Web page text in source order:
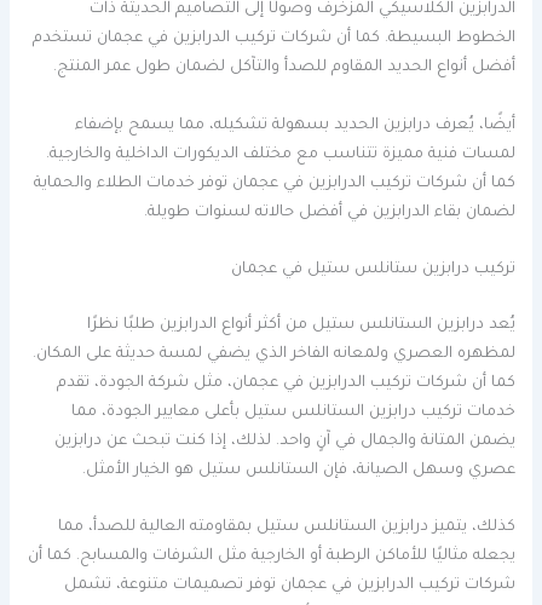
الدرابزين الكلاسيكي المزخرف وصولًا إلى التصاميم الحديثة ذات
الخطوط البسيطة. كما أن شركات تركيب الدرابزين في عجمان تستخدم
أفضل أنواع الحديد المقاوم للصدأ والتآكل لضمان طول عمر المنتج.
أيضًا، يُعرف درابزين الحديد بسهولة تشكيله، مما يسمح بإضفاء
لمسات فنية مميزة تتناسب مع مختلف الديكورات الداخلية والخارجية.
كما أن شركات تركيب الدرابزين في عجمان توفر خدمات الطلاء والحماية
لضمان بقاء الدرابزين في أفضل حالاته لسنوات طويلة.
تركيب درابزين ستانلس ستيل في عجمان
يُعد درابزين الستانلس ستيل من أكثر أنواع الدرابزين طلبًا نظرًا
لمظهره العصري ولمعانه الفاخر الذي يضفي لمسة حديثة على المكان.
كما أن شركات تركيب الدرابزين في عجمان، مثل شركة الجودة، تقدم
خدمات تركيب درابزين الستانلس ستيل بأعلى معايير الجودة، مما
يضمن المتانة والجمال في آنٍ واحد. لذلك، إذا كنت تبحث عن درابزين
عصري وسهل الصيانة، فإن الستانلس ستيل هو الخيار الأمثل.
كذلك، يتميز درابزين الستانلس ستيل بمقاومته العالية للصدأ، مما
يجعله مثاليًا للأماكن الرطبة أو الخارجية مثل الشرفات والمسابح. كما أن
شركات تركيب الدرابزين في عجمان توفر تصميمات متنوعة، تشمل